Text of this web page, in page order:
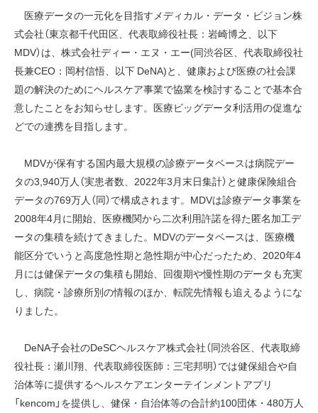
医療データの一元化を目指すメディカル・データ・ビジョン株
式会社（東京都千代田区、代表取締役社長：岩崎博之、以下
MDV）は、株式会社ディー・エヌ・エー(同渋谷区、代表取締役社
長兼CEO：岡村信悟、以下 DeNA)と、健康および医療の社会課
題の解決のためにヘルスケア事業で協業を検討することで基本合
意したことをお知らせします。医療ビッグデータ利活用の促進な
どでの連携を目指します。
MDVが保有する国内最大規模の診療データベースは病院デー
タの3,940万人（実患者数、2022年3月末日集計）と健康保険組合
データの769万人（同）で構成されます。MDVは診療データ事業を
2008年4月に開始、医療機関から二次利用許諾を得た匿名加工デ
ータの集積を続けてきました。MDVのデータベースは、医療機
能区分でいうと高度急性期と急性期が中心だったため、2020年4
月には健保データの集積も開始、回復期や慢性期のデータも充実
し、病院・診療所別の情報のほか、転院先情報も追えるようにな
りました。
DeNA子会社のDeSCヘルスケア株式会社（同渋谷区、代表取締
役社長：瀬川翔、代表取締役医師：三宅邦明）では健保組合や自
治体等に提供するヘルスケアエンターテインメントアプリ
「kencom」を提供し、健保・自治体等の合計約100団体・480万人